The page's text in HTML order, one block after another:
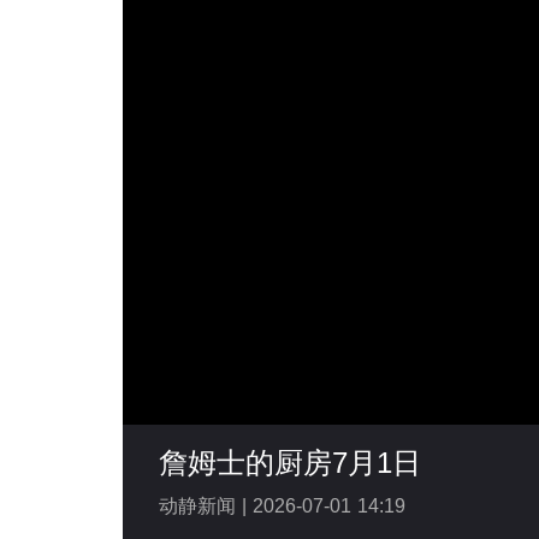
詹姆士的厨房7月1日
动静新闻 | 2026-07-01 14:19